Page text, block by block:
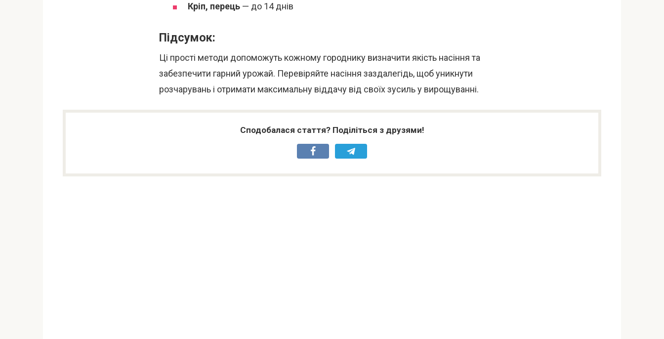
Кріп, перець — до 14 днів
Підсумок:
Ці прості методи допоможуть кожному городнику визначити якість насіння та
забезпечити гарний урожай. Перевіряйте насіння заздалегідь, щоб уникнути
розчарувань і отримати максимальну віддачу від своїх зусиль у вирощуванні.
Сподобалася стаття? Поділіться з друзями!